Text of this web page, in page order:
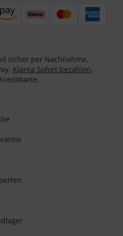
sicher per Nachnahme,
Klarna Sofort bezahlen,